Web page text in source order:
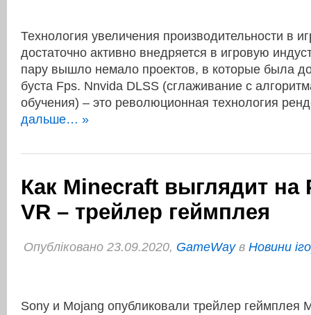
Технология увеличения производительности в
достаточно активно внедряется в игровую
пару вышло немало проектов, в которые была
буста Fps. Nnvida DLSS (сглаживание с
обучения) – это революционная технология
дальше… »
Как Minecraft выглядит на
VR – трейлер геймплея
Опубліковано 23.09.2020, GameWayв Новини
Sony и Mojang опубликовали трейлер геймплея